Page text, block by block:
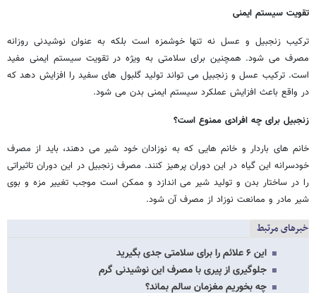
تقویت سیستم ایمنی
ترکیب زنجبیل و عسل نه تنها خوشمزه است بلکه به عنوان نوشیدنی روزانه
مصرف می شود. همچنین برای سلامتی به ویژه در تقویت سیستم ایمنی مفید
است. ترکیب عسل و زنجبیل می تواند تولید گلبول های سفید را افزایش دهد که
در واقع باعث افزایش عملکرد سیستم ایمنی بدن می شود.
زنجبیل برای چه افرادی ممنوع است؟
خانم های باردار و خانم هایی که به نوزادان خود شیر می دهند، باید از مصرف
خودسرانه این گیاه در این دوران پرهیز کنند. مصرف زنجبیل در این دوران تاثیراتی
را در ساختار بدن و تولید شیر می اندازد و ممکن است موجب تغییر مزه و بوی
شیر مادر و ممانعت نوزاد از مصرف آن شود.
خبرهای مرتبط
این ۶ علائم را برای سلامتی جدی بگیرید
جلوگیری از پیری با مصرف این نوشیدنی گرم
چه بخوریم مغزمان سالم بماند؟